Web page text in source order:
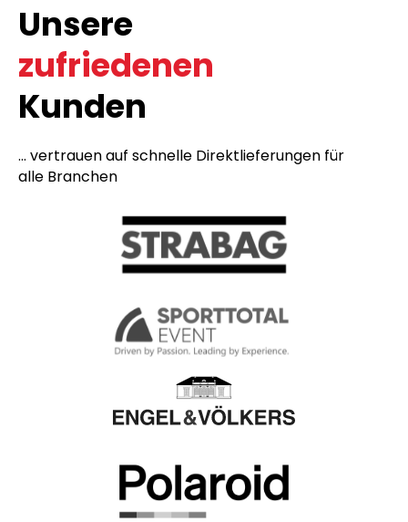
Unsere
zufriedenen
Kunden
... vertrauen auf schnelle Direktlieferungen für
alle Branchen